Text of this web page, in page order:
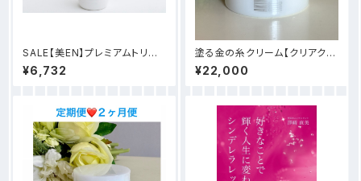
SALE【美EN】プレミアムトリー
トメント
¥6,732
塗る金の糸クリーム【クリアクリ
スタルバーム】
¥22,000